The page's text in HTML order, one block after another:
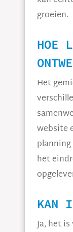
groeien.
HOE
Het
website
het
KAN
Ja, het